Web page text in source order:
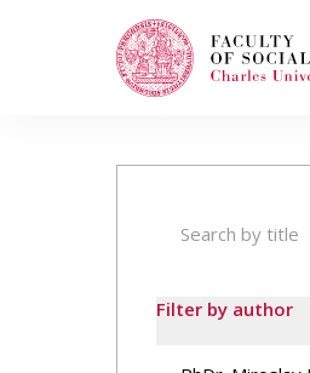
Search
When
Filter by author